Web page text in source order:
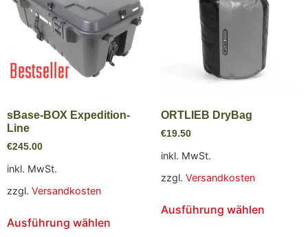
sBase-BOX Expedition-
Line
€245.00
inkl. MwSt.
zzgl. Versandkosten
Ausführung wählen
ORTLIEB DryBag
€19.50
inkl. MwSt.
zzgl. Versandkosten
Ausführung wählen